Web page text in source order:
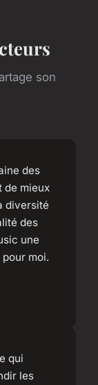
son
des
de mieux
diversité
des
une
moi.
qui
les